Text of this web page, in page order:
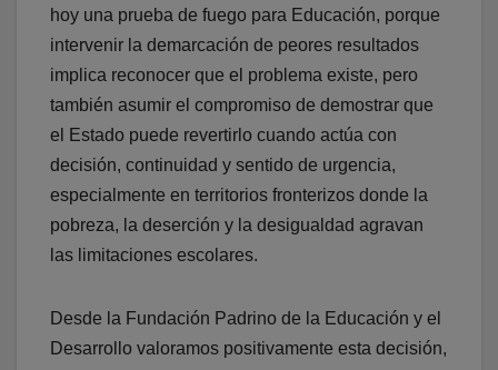
hoy una prueba de fuego para Educación, porque
intervenir la demarcación de peores resultados
implica reconocer que el problema existe, pero
también asumir el compromiso de demostrar que
el Estado puede revertirlo cuando actúa con
decisión, continuidad y sentido de urgencia,
especialmente en territorios fronterizos donde la
pobreza, la deserción y la desigualdad agravan
las limitaciones escolares.
Desde la Fundación Padrino de la Educación y el
Desarrollo valoramos positivamente esta decisión,